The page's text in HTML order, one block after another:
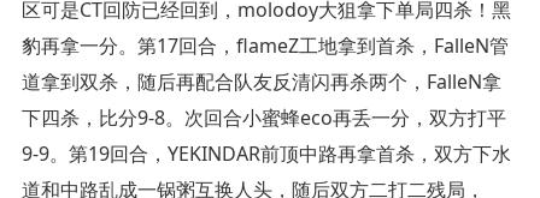
区可是CT回防已经回到，molodoy大狙拿下单局四杀！黑
豹再拿一分。第17回合，flameZ工地拿到首杀，FalleN管
道拿到双杀，随后再配合队友反清闪再杀两个，FalleN拿
下四杀，比分9-8。次回合小蜜蜂eco再丢一分，双方打平
9-9。第19回合，YEKINDAR前顶中路再拿首杀，双方下水
道和中路乱成一锅粥互换人头，随后双方二打二残局，